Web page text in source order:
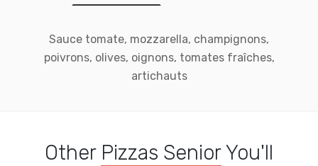
Sauce tomate, mozzarella, champignons,
poivrons, olives, oignons, tomates fraîches,
artichauts
Other Pizzas Senior You'll